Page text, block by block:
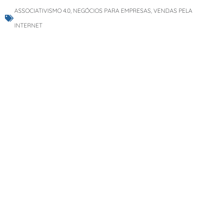
ASSOCIATIVISMO 4.0 NEGÓCIOS PARA EMPRESAS VENDAS PELA
INTERNET